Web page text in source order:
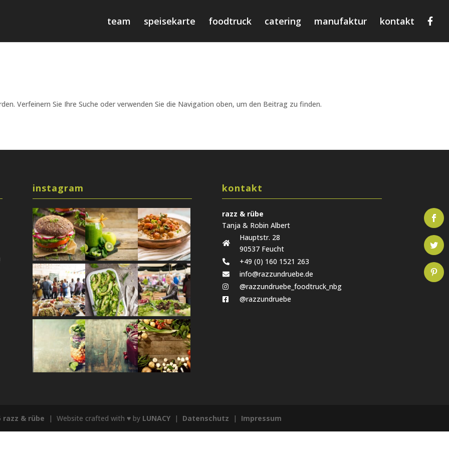
team speisekarte foodtruck catering manufaktur kontakt
Verfeinern Sie Ihre Suche oder verwenden Sie die Navigation oben, um den Beitrag zu finden.
instagram kontakt
razz & rübe
Tanja & Robin Albert
Hauptstr. 28
90537 Feucht
+49 (0) 160 1521 263
info@razzundruebe.de
@razzundruebe_foodtruck_nbg
@razzundruebe
razz & rübe | Website crafted with ♥ by LUNACY | Datenschutz | Impressum